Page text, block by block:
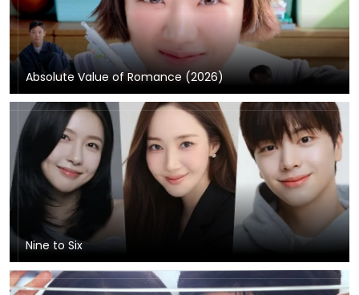
Absolute Value of Romance (2026)
Nine to Six